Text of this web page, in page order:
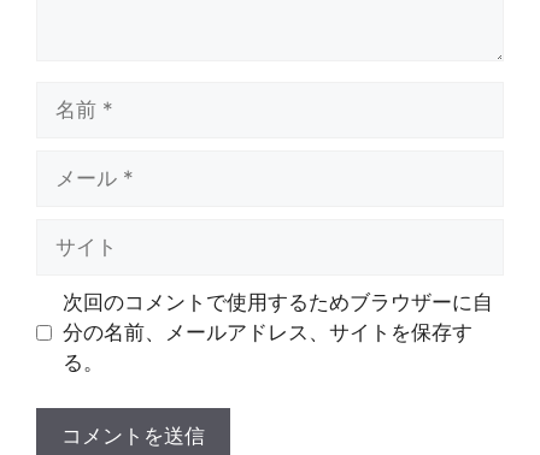
次回のコメントで使用するためブラウザーに自
分の名前、メールアドレス、サイトを保存す
る。